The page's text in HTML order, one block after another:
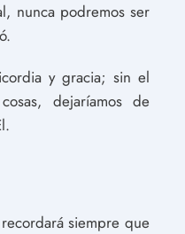
nunca podremos ser
y gracia; sin el
dejaríamos de
siempre que